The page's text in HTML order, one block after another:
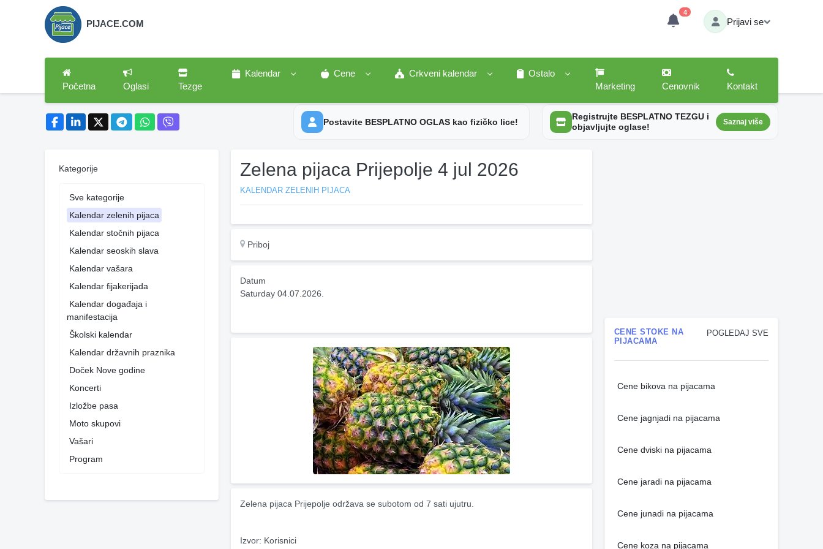
PIJACE.COM
4
Prijavi se
Početna Oglasi Tezge
Kalendar Cene Crkveni kalendar
Ostalo
Marketing
Cenovnik Kontakt
Postavite BESPLATNO OGLAS kao fizičko lice!
Registrujte BESPLATNO TEZGU i
objavljujte oglase!
Saznaj više
Kategorije
Sve kategorije
Kalendar zelenih pijaca
Kalendar stočnih pijaca
Kalendar seoskih slava
Kalendar vašara
Kalendar fijakerijada
Kalendar događaja i
manifestacija
Školski kalendar
Kalendar državnih praznika
Doček Nove godine
Koncerti
Izložbe pasa
Moto skupovi
Vašari
Program
Zelena pijaca Prijepolje 4 jul 2026
KALENDAR ZELENIH PIJACA
Priboj
Datum
Saturday 04.07.2026.
Zelena pijaca Prijepolje održava se subotom od 7 sati ujutru.
Izvor: Korisnici
POGLEDAJ SVE
CENE STOKE NA
PIJACAMA
Cene bikova na pijacama
Cene jagnjadi na pijacama
Cene dviski na pijacama
Cene jaradi na pijacama
Cene junadi na pijacama
Cene koza na pijacama